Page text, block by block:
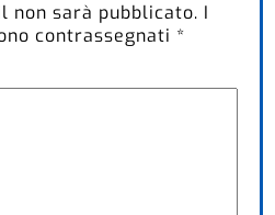
non sarà pubblicato. I
contrassegnati *